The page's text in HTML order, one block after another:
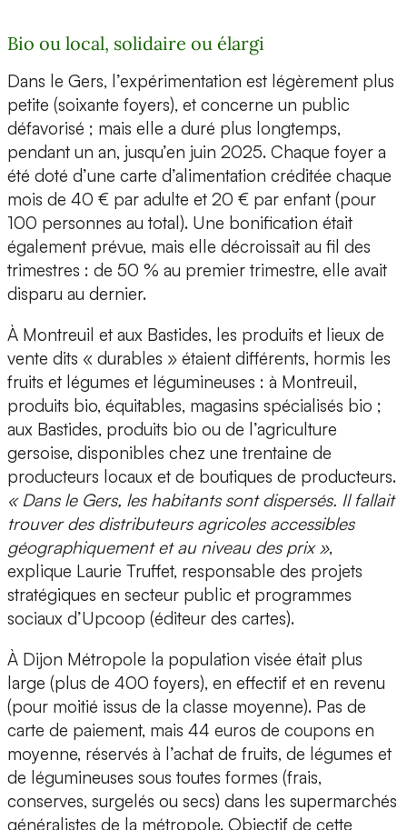
Bio ou local, solidaire ou élargi
Dans le Gers, l’expérimentation est légèrement plus
petite (soixante foyers), et concerne un public
défavorisé ; mais elle a duré plus longtemps,
pendant un an, jusqu’en juin 2025. Chaque foyer a
été doté d’une carte d’alimentation créditée chaque
mois de 40 € par adulte et 20 € par enfant (pour
100 personnes au total). Une bonification était
également prévue, mais elle décroissait au fil des
trimestres : de 50 % au premier trimestre, elle avait
disparu au dernier.
À Montreuil et aux Bastides, les produits et lieux de
vente dits « durables » étaient différents, hormis les
fruits et légumes et légumineuses : à Montreuil,
produits bio, équitables, magasins spécialisés bio ;
aux Bastides, produits bio ou de l’agriculture
gersoise, disponibles chez une trentaine de
producteurs locaux et de boutiques de producteurs.
« Dans le Gers, les habitants sont dispersés. Il fallait
trouver des distributeurs agricoles accessibles
géographiquement et au niveau des prix »,
explique Laurie Truffet, responsable des projets
stratégiques en secteur public et programmes
sociaux d’Upcoop (éditeur des cartes).
À Dijon Métropole la population visée était plus
large (plus de 400 foyers), en effectif et en revenu
(pour moitié issus de la classe moyenne). Pas de
carte de paiement, mais 44 euros de coupons en
moyenne, réservés à l’achat de fruits, de légumes et
de légumineuses sous toutes formes (frais,
conserves, surgelés ou secs) dans les supermarchés
généralistes de la métropole. Objectif de cette